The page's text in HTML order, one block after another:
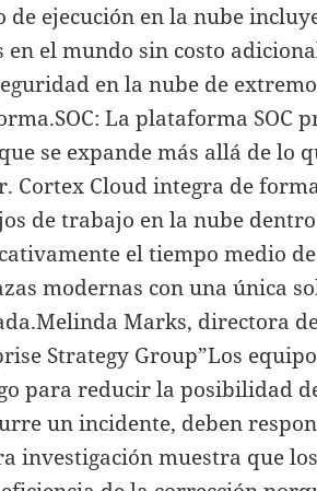
de ejecución en la nube
en el mundo sin costo
en la nube de
La plataforma SOC
se expande más allá de lo
Cortex Cloud integra de
de trabajo en la nube
el tiempo medio
modernas con una única
Marks, directora
Strategy Group”Los
para reducir la posibilidad
un incidente, deben
investigación muestra que